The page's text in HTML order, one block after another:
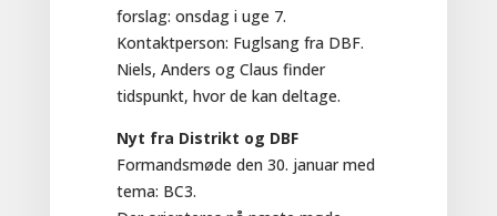
forslag: onsdag i uge 7.
Kontaktperson: Fuglsang fra DBF.
Niels, Anders og Claus finder
tidspunkt, hvor de kan deltage.
Nyt fra Distrikt og DBF
Formandsmøde den 30. januar med
tema: BC3.